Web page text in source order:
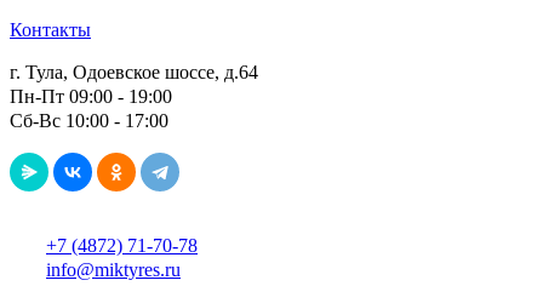
Контакты
г. Тула, Одоевское шоссе, д.64
Пн-Пт 09:00 - 19:00
Сб-Вс 10:00 - 17:00
+7 (4872) 71-70-78
info@miktyres.ru